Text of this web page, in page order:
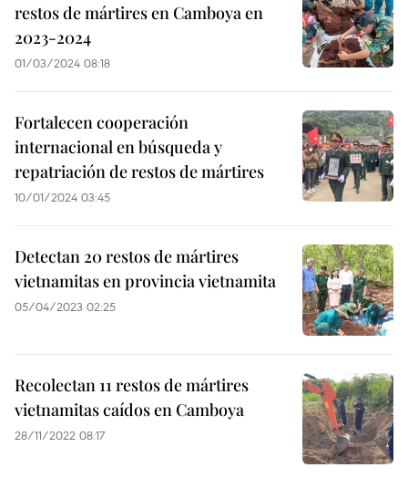
restos de mártires en Camboya en
2023-2024
01/03/2024 08:18
Fortalecen cooperación
internacional en búsqueda y
repatriación de restos de mártires
10/01/2024 03:45
Detectan 20 restos de mártires
vietnamitas en provincia vietnamita
05/04/2023 02:25
Recolectan 11 restos de mártires
vietnamitas caídos en Camboya
28/11/2022 08:17